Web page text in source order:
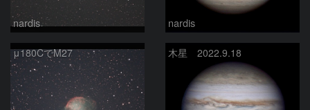
nardis nardis
μ180CでM27 木星 2022.9.18